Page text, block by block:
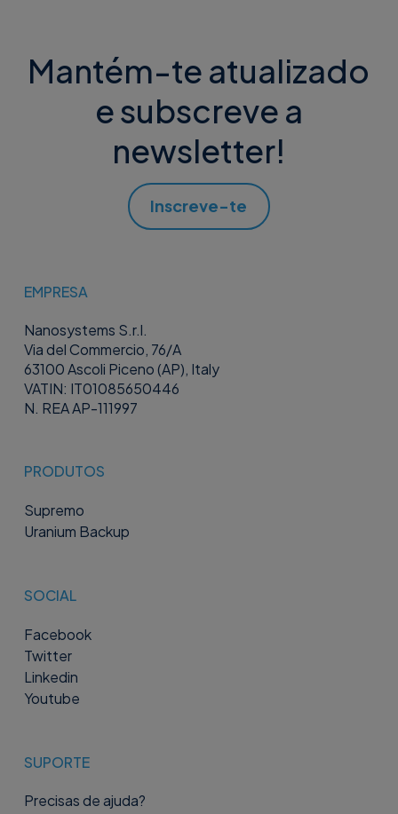
Mantém-te atualizado
e subscreve a
newsletter!
Inscreve-te
EMPRESA
Nanosystems S.r.l.
Via del Commercio, 76/A
63100 Ascoli Piceno (AP), Italy
VATIN: IT01085650446
N. REA AP-111997
PRODUTOS
Supremo
Uranium Backup
SOCIAL
Facebook
Twitter
Linkedin
Youtube
SUPORTE
Precisas de ajuda?